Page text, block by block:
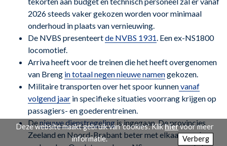
Deze website maakt gebruik van 'cookies'. Klikhiervoor meer
informatie.
Verberg
2026 steeds vaker gekozen worden voor minimaal
onderhoud in plaats van vernieuwing.
De NVBS presenteertde NVBS 1931 . Een ex-NS1800
locomotief.
Arriva heeft voor de treinen die het heeft overgenomen
van Breng in totaal negen nieuwe namengekozen.
Militaire transporten over het spoor kunnenvanaf
volgend jaar in specifieke situaties voorrang krijgen op
passagiers- en goederentreinen.
Denieuwe dienstregeling is ingegaan. De provincies
Zeeland en Noord-Brabant beter met elkaar worden